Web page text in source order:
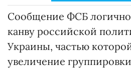
Сообщение ФСБ логично
канву российской
Украины, частью
увеличение